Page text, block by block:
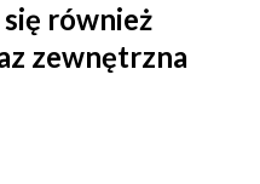
również
zewnętrzna